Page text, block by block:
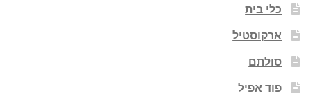
כלי בית
ארקוסטיל
סולתם
פוד אפיל